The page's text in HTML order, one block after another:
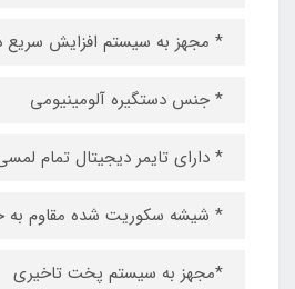
* مجهز به سیستم افزایش سریع
* جنس دستگیره آلومینیومی
* دارای تایمر دیجیتال تمام
* شیشه سکوریت شده مقاوم به
*مجهز به سیستم پخت تاخیری